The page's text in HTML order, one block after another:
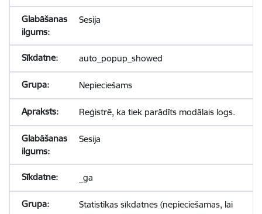
Sesija
auto_popup_showed
Nepieciešams
Reģistrē, ka tiek parādīts modālais logs.
Sesija
_ga
Statistikas sīkdatnes (nepieciešamas, lai